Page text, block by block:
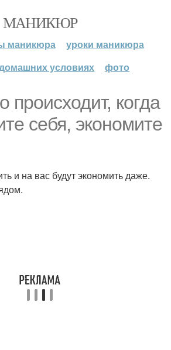
МАНИКЮР
маникюра
уроки маникюра
условиях
фото
происходит, когда
себя, экономите
и на вас будут экономить даже.